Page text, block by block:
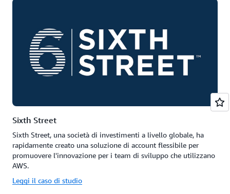
Sixth Street
Sixth Street, una società di investimenti a livello globale, ha
rapidamente creato una soluzione di account flessibile per
promuovere l'innovazione per i team di sviluppo che utilizzano
AWS.
Leggi il caso di studio